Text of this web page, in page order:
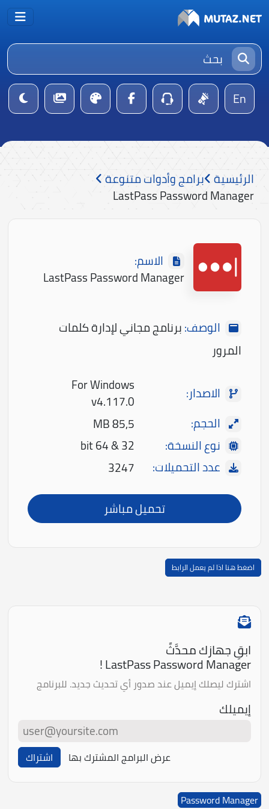
En
الرئيسية برامج وأدوات متنوعة
LastPass Password Manager
الاسم:
LastPass Password Manager
الوصف:برنامج مجاني لإدارة كلمات
المرور
الاصدار:
For Windows
v4.117.0
الحجم:
85,5 MB
نوع النسخة:
32 & 64 bit
عدد التحميلات:
3247
تحميل مباشر
اضغط هنا اذا لم يعمل الرابط
ابقِ جهازك محدَّثً
LastPass Password Manager !
اشترك ليصلك إيميل عند صدور أي تحديث جديد. للبرنامج
إيميلك
عرض البرامج المشترك بها اشتراك
Password Manager